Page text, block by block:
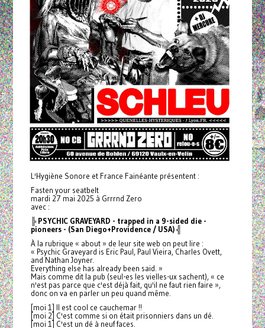
L'Hygiène Sonore et France Fainéante présentent :
Fasten your seatbelt
mardi 27 mai 2025 à Grrrnd Zero
avec :
╠ PSYCHIC GRAVEYARD - trapped in a 9-sided die -
pioneers - (San Diego+Providence / USA) ╣
À la rubrique « about » de leur site web on peut lire :
« Psychic Graveyard is Eric Paul, Paul Vieira, Charles Ovett,
and Nathan Joyner.
Everything else has already been said. »
Mais comme dit la pub (seul-es les vielles-ux sachent), « ce
n'est pas parce que c'est déjà fait, qu'il ne faut rien faire »,
donc on va en parler un peu quand même.
[moi 1] Il est cool ce cauchemar !!
[moi 2] C'est comme si on était prisonniers dans un dé.
[moi 1] C'est un dé à neuf faces.